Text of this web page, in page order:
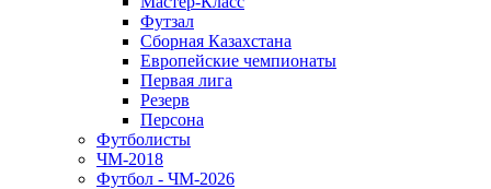
Футзал
Сборная Казахстана
Европейские чемпионаты
Первая лига
Резерв
Персона
Футболисты
ЧМ-2018
Футбол - ЧМ-2026